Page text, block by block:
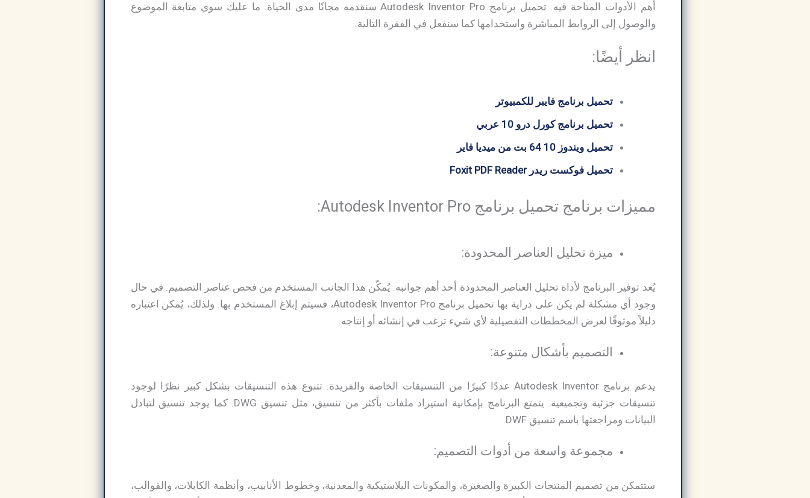
أهم الأدوات المتاحة فيه. تحميل برنامج Autodesk Inventor Pro سنقدمه مجانًا مدى الحياة. ما عليك سوى متابعة الموضوع
والوصول إلى الروابط المباشرة واستخدامها كما سنفعل في الفقرة التالية.
انظر أيضًا:
تحميل برنامج فايبر للكمبيوتر
تحميل برنامج كورل درو 10 عربي
تحميل ويندوز 10 64 بت من ميديا ​​فاير
تحميل فوكست ريدر Foxit PDF Reader
مميزات برنامج تحميل برنامج Autodesk Inventor Pro:
ميزة تحليل العناصر المحدودة:
يُعد توفير البرنامج لأداة تحليل العناصر المحدودة أحد أهم جوانبه. يُمكّن هذا الجانب المستخدم من فحص عناصر التصميم. في حال
وجود أي مشكلة لم يكن على دراية بها تحميل برنامج Autodesk Inventor Pro، فسيتم إبلاغ المستخدم بها. ولذلك، يُمكن اعتباره
دليلاً موثوقًا لعرض المخططات التفصيلية لأي شيء ترغب في إنشائه أو إنتاجه.
التصميم بأشكال متنوعة:
يدعم برنامج Autodesk Inventor عددًا كبيرًا من التنسيقات الخاصة والفريدة. تتنوع هذه التنسيقات بشكل كبير نظرًا لوجود
تنسيقات جزئية وتجميعية. يتمتع البرنامج بإمكانية استيراد ملفات بأكثر من تنسيق، مثل تنسيق DWG. كما يوجد تنسيق لتبادل
البيانات ومراجعتها باسم تنسيق DWF.
مجموعة واسعة من أدوات التصميم:
ستتمكن من تصميم المنتجات الكبيرة والصغيرة، والمكونات البلاستيكية والمعدنية، وخطوط الأنابيب، وأنظمة الكابلات، والقوالب،